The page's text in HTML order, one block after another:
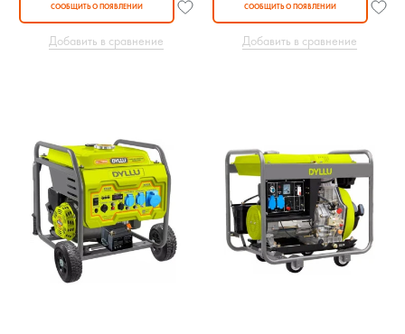
СООБЩИТЬ О ПОЯВЛЕНИИ
Добавить в сравнение
СООБЩИТЬ О ПОЯВЛЕНИИ
Добавить в сравнение